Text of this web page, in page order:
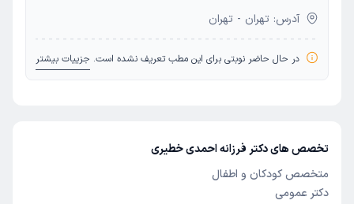
آدرس: تهران - تهران
در حال حاضر نوبتی برای این مطب تعریف نشده است. جزییات بیشتر
تخصص های دکتر فرزانه احمدی خطیری
متخصص کودکان و اطفال
دکتر عمومی